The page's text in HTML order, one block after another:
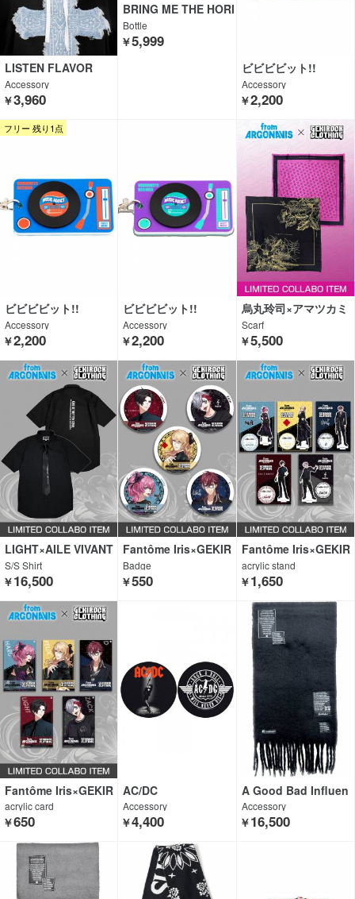
LISTEN FLAVOR
Accessory
￥3,960
BRING ME THE HORI
ZON
Bottle
￥5,999
ビビビビット!!
Accessory
￥2,200
フリー 残り1点
ビビビビット!!
Accessory
￥2,200
ビビビビット!!
Accessory
￥2,200
烏丸玲司×アマツカミ
Scarf
￥5,500
LIGHT×AILE VIVANT
ES
S/S Shirt
￥16,500
Fantôme Iris×GEKIR
OCK CLOTHING
Badge
￥550
Fantôme Iris×GEKIR
OCK CLOTHING
acrylic stand
￥1,650
Fantôme Iris×GEKIR
OCK CLOTHING
acrylic card
￥650
AC/DC
Accessory
￥4,400
A Good Bad Influen
ce
Accessory
￥16,500